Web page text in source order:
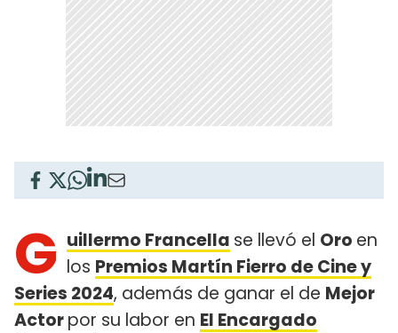
G uillermo Francella se llevó el Oro en
los Premios Martín Fierro de Cine y
Series 2024, además de ganar el de Mejor
Actorpor su labor en El Encargado